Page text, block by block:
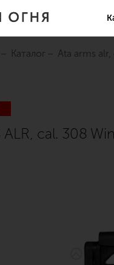
Каталог ata arms
ALR, cal. 308 Win